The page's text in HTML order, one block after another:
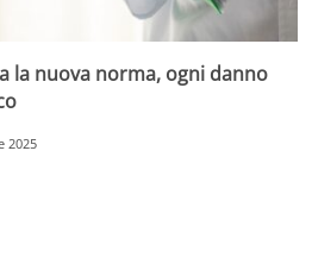
la nuova norma, ogni danno
2025